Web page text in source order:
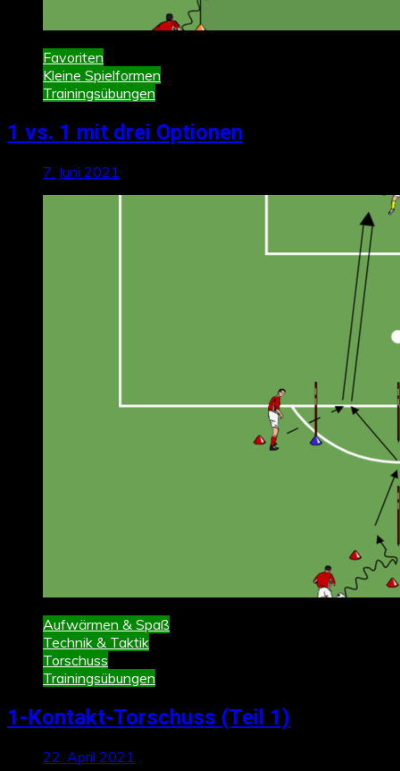
Favoriten
Kleine Spielformen
Trainingsübungen
1 vs. 1 mit drei Optionen
7. Juni 2021
Aufwärmen & Spaß
Technik & Taktik
Torschuss
Trainingsübungen
1-Kontakt-Torschuss (Teil 1)
22. April 2021